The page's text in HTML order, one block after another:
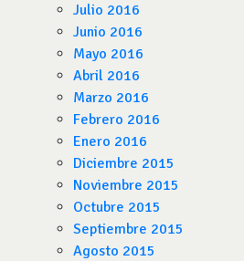
Julio 2016
Junio 2016
Mayo 2016
Abril 2016
Marzo 2016
Febrero 2016
Enero 2016
Diciembre 2015
Noviembre 2015
Octubre 2015
Septiembre 2015
Agosto 2015